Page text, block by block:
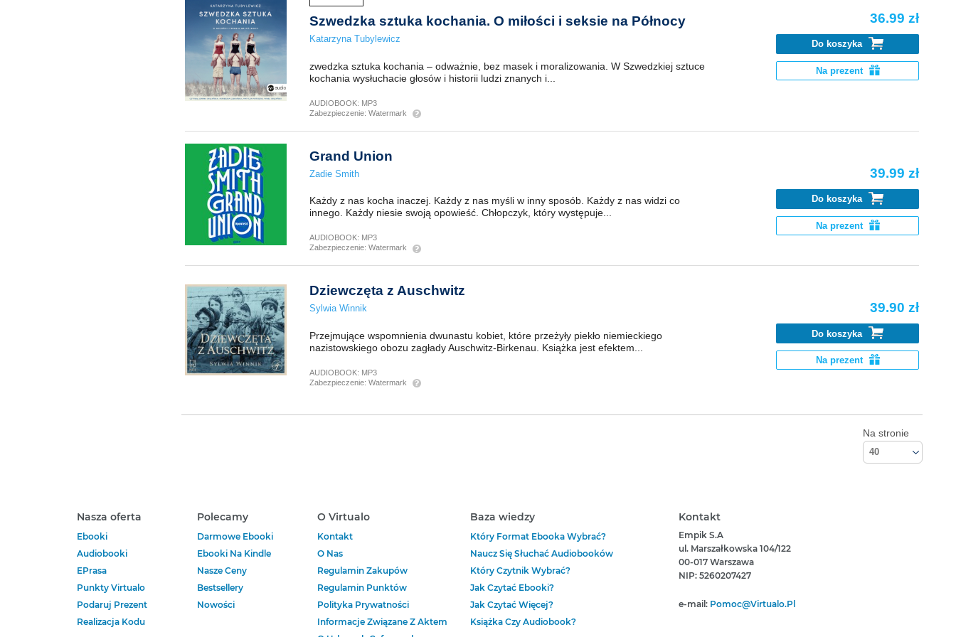
Szwedzka sztuka kochania. O miłości i seksie na Północy
Katarzyna Tubylewicz
zwedzka sztuka kochania – odważnie, bez masek i moralizowania. W Szwedzkiej sztuce
kochania wysłuchacie głosów i historii ludzi znanych i...
AUDIOBOOK: MP3
Zabezpieczenie: Watermark
36.99 zł
Do koszyka
Na prezent
Grand Union
Zadie Smith
Każdy z nas kocha inaczej. Każdy z nas myśli w inny sposób. Każdy z nas widzi co
innego. Każdy niesie swoją opowieść. Chłopczyk, który występuje...
AUDIOBOOK: MP3
Zabezpieczenie: Watermark
39.99 zł
Do koszyka
Na prezent
Dziewczęta z Auschwitz
Sylwia Winnik
Przejmujące wspomnienia dwunastu kobiet, które przeżyły piekło niemieckiego
nazistowskiego obozu zagłady Auschwitz-Birkenau. Książka jest efektem...
AUDIOBOOK: MP3
Zabezpieczenie: Watermark
39.90 zł
Do koszyka
Na prezent
Na stronie
40
Nasza oferta
Ebooki
Audiobooki
EPrasa
Punkty Virtualo
Podaruj Prezent
Realizacja Kodu
Polecamy
Darmowe Ebooki
Ebooki Na Kindle
Nasze Ceny
Bestsellery
Nowości
O Virtualo
Kontakt
O Nas
Regulamin Zakupów
Regulamin Punktów
Polityka Prywatności
Informacje Związane Z Aktem
Baza wiedzy
Który Format Ebooka Wybrać?
Naucz Się Słuchać Audiobooków
Który Czytnik Wybrać?
Jak Czytać Ebooki?
Jak Czytać Więcej?
Książka Czy Audiobook?
Kontakt
Empik S.A
ul. Marszałkowska 104/122
00-017 Warszawa
NIP: 5260207427
e-mail: Pomoc@virtualo.pl